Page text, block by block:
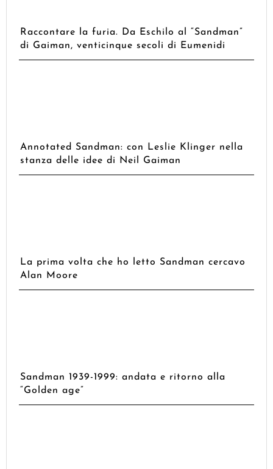
Raccontare la furia. Da Eschilo al “Sandman”
di Gaiman, venticinque secoli di Eumenidi
Annotated Sandman: con Leslie Klinger nella
stanza delle idee di Neil Gaiman
La prima volta che ho letto Sandman cercavo
Alan Moore
Sandman 1939-1999: andata e ritorno alla
“Golden age”